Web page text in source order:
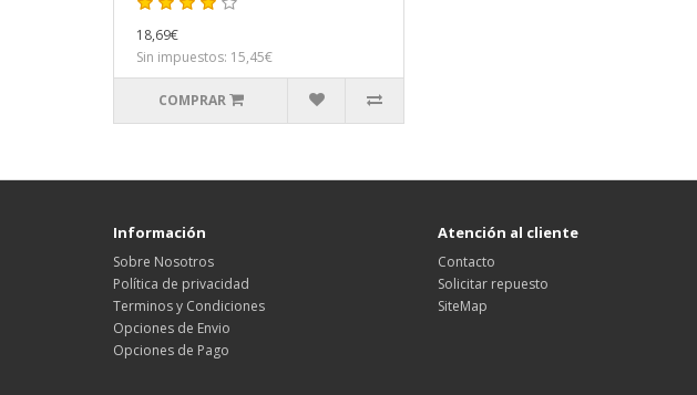
18,69€
Sin impuestos: 15,45€
COMPRAR
Información
Sobre Nosotros
Política de privacidad
Terminos y Condiciones
Opciones de Envio
Opciones de Pago
Atención al cliente
Contacto
Solicitar repuesto
SiteMap